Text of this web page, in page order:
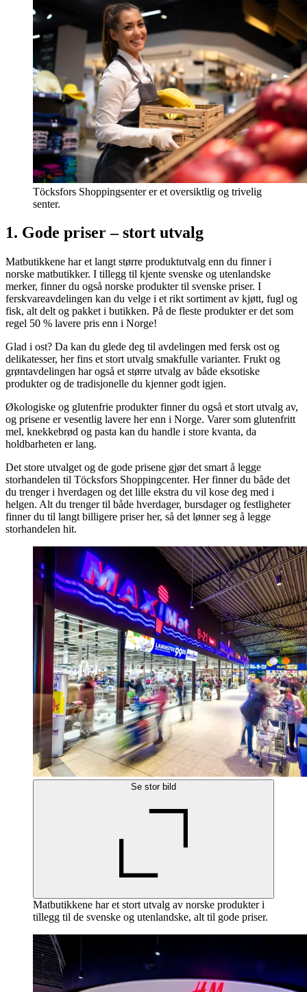
Töcksfors Shoppingsenter er et oversiktlig og trivelig
senter.
1. Gode priser – stort utvalg
Matbutikkene har et langt større produktutvalg enn du finner i
norske matbutikker. I tillegg til kjente svenske og utenlandske
merker, finner du også norske produkter til svenske priser. I
ferskvareavdelingen kan du velge i et rikt sortiment av kjøtt, fugl og
fisk, alt delt og pakket i butikken. På de fleste produkter er det som
regel 50 % lavere pris enn i Norge!
Glad i ost? Da kan du glede deg til avdelingen med fersk ost og
delikatesser, her fins et stort utvalg smakfulle varianter. Frukt og
grøntavdelingen har også et større utvalg av både eksotiske
produkter og de tradisjonelle du kjenner godt igjen.
Økologiske og glutenfrie produkter finner du også et stort utvalg av,
og prisene er vesentlig lavere her enn i Norge. Varer som glutenfritt
mel, knekkebrød og pasta kan du handle i store kvanta, da
holdbarheten er lang.
Det store utvalget og de gode prisene gjør det smart å legge
storhandelen til Töcksfors Shoppingcenter. Her finner du både det
du trenger i hverdagen og det lille ekstra du vil kose deg med i
helgen. Alt du trenger til både hverdager, bursdager og festligheter
finner du til langt billigere priser her, så det lønner seg å legge
storhandelen hit.
Se stor bild
Matbutikkene har et stort utvalg av norske produkter i
tillegg til de svenske og utenlandske, alt til gode priser.